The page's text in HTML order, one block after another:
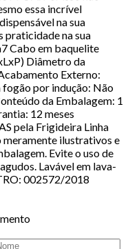
essa incrível
na sua
praticidade na sua
Cabo em baquelite
Diâmetro da
Externo:
por indução: Não
da Embalagem: 1
12 meses
pela Frigideira Linha
ilustrativos e
Evite o uso de
Lavável em lava-
002572/2018